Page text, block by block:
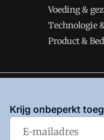
Voeding &
Technologie
Product &
enPrivacy en
Krijg onbeperkt